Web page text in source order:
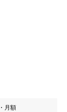
月額